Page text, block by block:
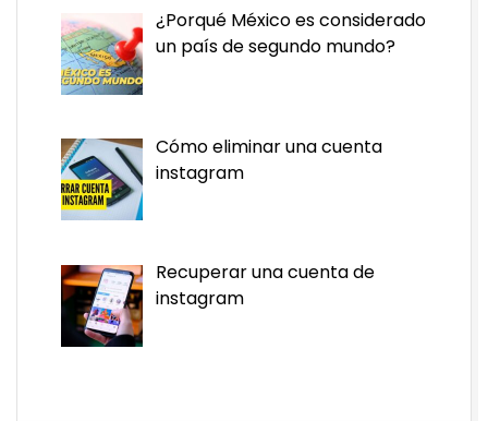
¿Porqué México es considerado
un país de segundo mundo?
Cómo eliminar una cuenta
instagram
Recuperar una cuenta de
instagram